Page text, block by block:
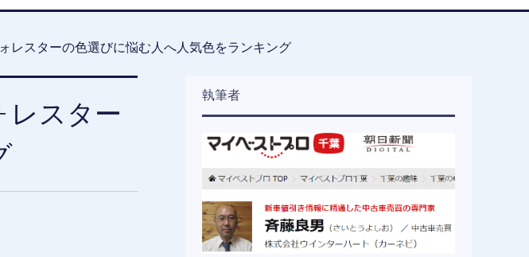
レスターの色選びに悩む人へ人気色をランキング
レスター
執筆者